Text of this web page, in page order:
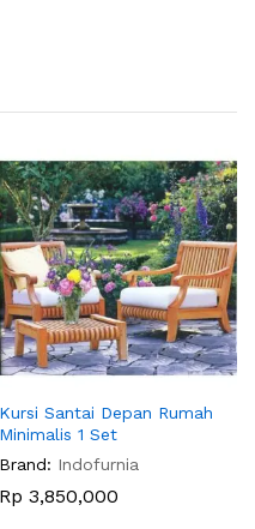
Kursi Santai Depan Rumah
Minimalis 1 Set
Brand: Indofurnia
Rp 3,850,000